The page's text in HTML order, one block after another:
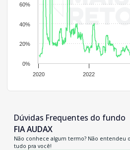
2020 2022
0%
20%
40%
60%
Dúvidas Frequentes do fundo
FIA AUDAX
Não conhece algum termo? Não entendeu
tudo pra você!